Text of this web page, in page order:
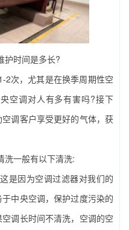
护时间是多长?
次，尤其是在换季周期性空
空调对人有多有害吗?接下
调客户享受更好的气体，获
一般有以下清洗:
因为空调过滤器对我们的
中央空调，保护过度污染的
调长时间不清洗，空调的空